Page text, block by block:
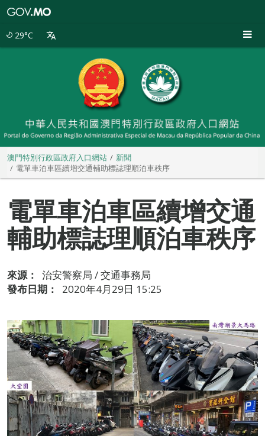
29°C
澳門特別行政區政府入口網站
新聞
電單車泊車區續增交通輔助標誌理順泊車秩序
電單車泊車區續增交通
輔助標誌理順泊車秩序
來源：
治安警察局 / 交通事務局
發布日期：
2020年4月29日 15:25